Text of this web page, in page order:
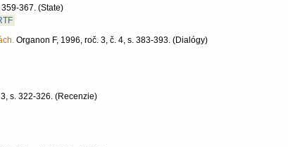
359-367. (State)
Organon F, 1996, roč. 3, č. 4, s. 383-393. (Dialógy)
s. 322-326. (Recenzie)